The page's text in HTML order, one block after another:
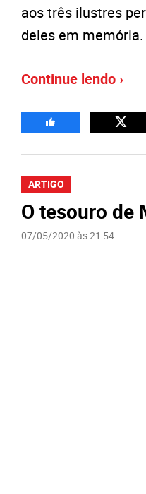
aos três ilustres
deles em memória.
Continue lendo ›
ARTIGO
O tesouro de
07/05/2020 às 21:54